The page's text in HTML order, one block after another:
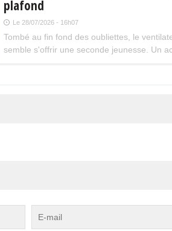
plafond
Le 28/07/2026 - 16h07
Tombé au fin fond des oubliettes, le
semble s'offrir une seconde jeunesse. Un